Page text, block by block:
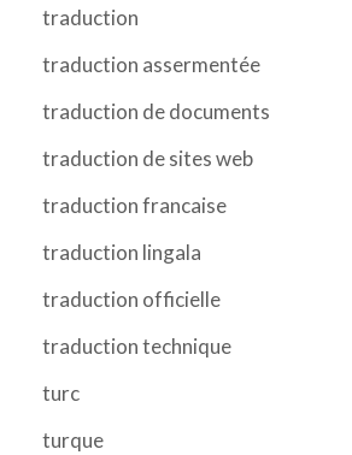
traduction
traduction assermentée
traduction de documents
traduction de sites web
traduction francaise
traduction lingala
traduction officielle
traduction technique
turc
turque